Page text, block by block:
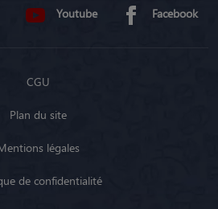
Youtube Facebook
CGU
Plan du site
légales
de confidentialité